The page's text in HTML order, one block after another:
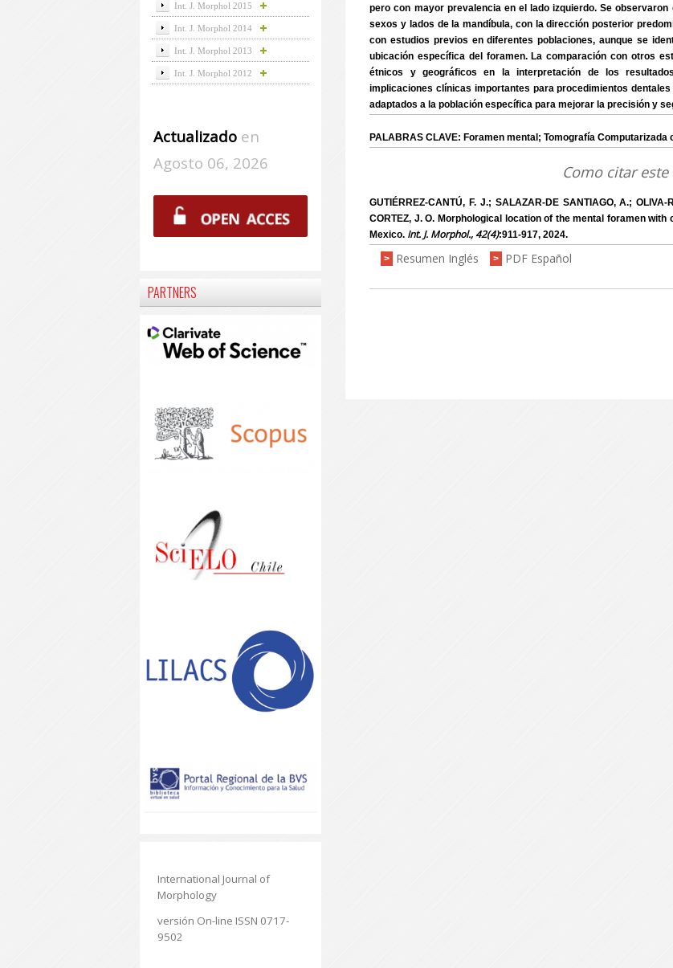
pero con mayor prevalencia en el lado izquierdo. Se
sexos y lados de la mandíbula, con la dirección posterior
con estudios previos en diferentes poblaciones, aunque se
ubicación específica del foramen. La comparación con otros
étnicos y geográficos en la interpretación de los
implicaciones clínicas importantes para procedimientos
adaptados a la población específica para mejorar la precisión y
PALABRAS CLAVE: Foramen mental; Tomografía Computarizada
Como citar
GUTIÉRREZ-CANTÚ, F. J.; SALAZAR-DE SANTIAGO, A.;
CORTEZ, J. O. Morphological location of the mental foramen
Mexico. Int. J. Morphol., 42(4):911-917, 2024.
> Resumen Inglés > PDF Español
Int. J. Morphol 2015
Int. J. Morphol 2014
Int. J. Morphol 2013
Int. J. Morphol 2012
Actualizadoen
Agosto 06, 2026
PARTNERS
International Journal of
Morphology
versión On-line ISSN 0717-
9502